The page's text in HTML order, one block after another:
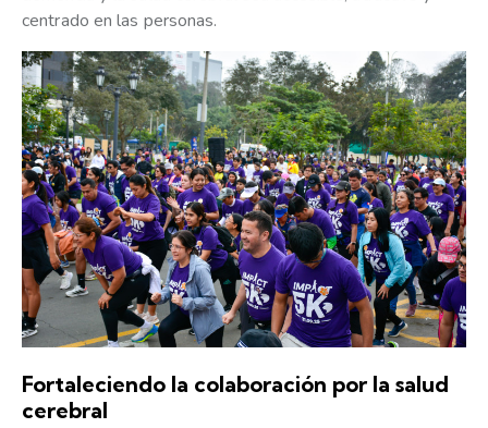
centrado en las personas.
Fortaleciendo la colaboración por la salud
cerebral